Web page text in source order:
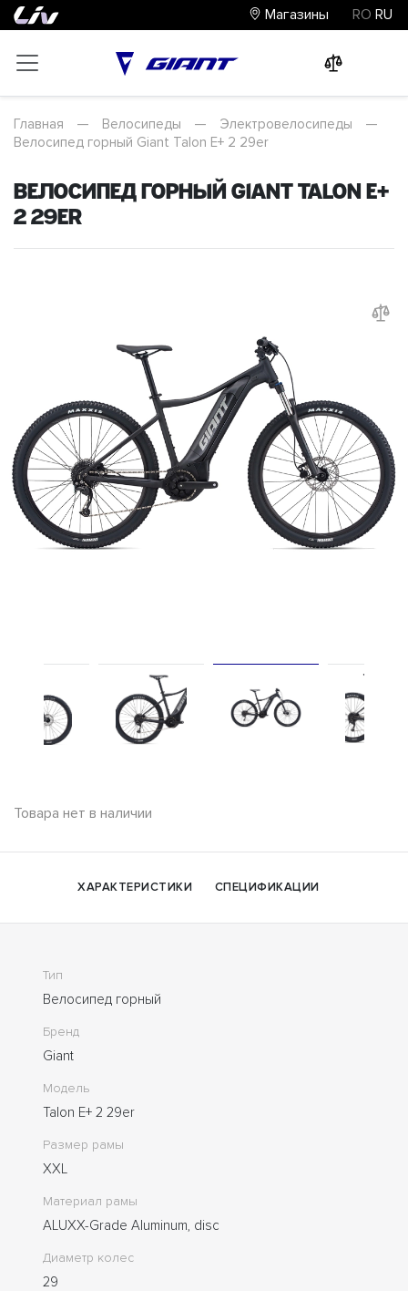
Магазины RO RU
Главная — Велосипеды — Электровелосипеды
—
Велосипед горный Giant Talon E+ 2 29er
Велосипед горный Giant Talon E+
2 29er
Товара нет в наличии
ХАРАКТЕРИСТИКИ СПЕЦИФИКАЦИИ
Тип
Велосипед горный
Бренд
Giant
Модель
Talon E+ 2 29er
Размер рамы
XXL
Материал рамы
ALUXX-Grade Aluminum, disc
Диаметр колес
29